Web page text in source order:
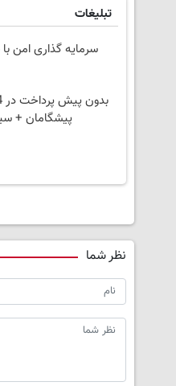
تبلیغات
سرمایه گذاری امن با
پیشگامان +
نظر شما